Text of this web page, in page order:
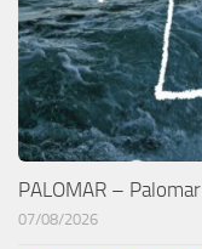
PALOMAR – Palomar
07/08/2026